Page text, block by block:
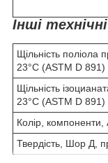
Інші
Щільність поліола
23°С (ASTM D 891)
Щільність
23°С (ASTM D 891)
Колір, компоненти,
Твердість, Шор Д,